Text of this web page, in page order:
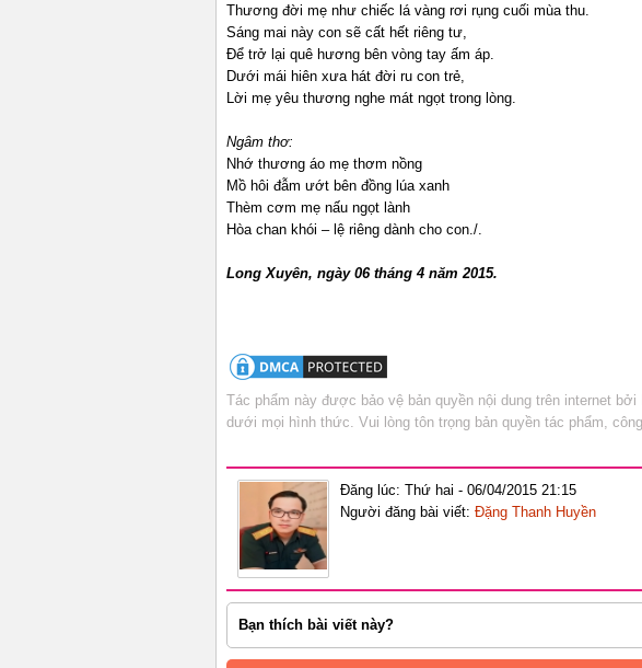
Thương đời mẹ như chiếc lá vàng rơi rụng cuối mùa thu.
Sáng mai này con sẽ cất hết riêng tư,
Để trở lại quê hương bên vòng tay ấm áp.
Dưới mái hiên xưa hát đời ru con trẻ,
Lời mẹ yêu thương nghe mát ngọt trong lòng.
Ngâm thơ:
Nhớ thương áo mẹ thơm nồng
Mồ hôi đẫm ướt bên đồng lúa xanh
Thèm cơm mẹ nấu ngọt lành
Hòa chan khói – lệ riêng dành cho con./.
Long Xuyên, ngày 06 tháng 4 năm 2015.
Tác phẩm này được bảo vệ bản quyền nội dung trên internet
dưới mọi hình thức. Vui lòng tôn trọng bản quyền tác phẩm,
Đăng lúc: Thứ hai - 06/04/2015 21:15
Người đăng bài viết: Đặng Thanh Huyền
Bạn thích bài viết này?